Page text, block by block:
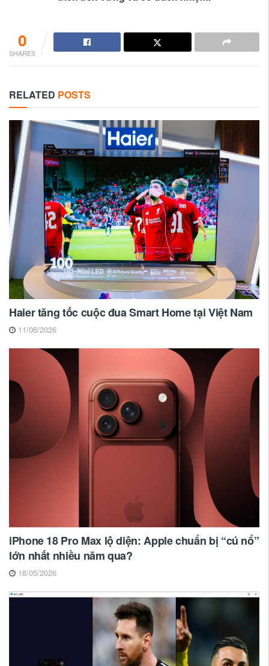
0
SHARES
RELATED POSTS
Haier tăng tốc cuộc đua Smart Home tại Việt Nam
11/06/2026
iPhone 18 Pro Max lộ diện: Apple chuẩn bị “cú nổ”
lớn nhất nhiều năm qua?
18/05/2026